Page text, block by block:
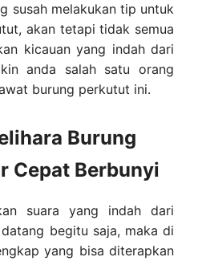
susah melakukan tip untuk
akan tetapi tidak semua
kicauan yang indah dari
anda salah satu orang
burung perkutut ini.
Burung
Cepat Berbunyi
suara yang indah dari
begitu saja, maka di
yang bisa diterapkan